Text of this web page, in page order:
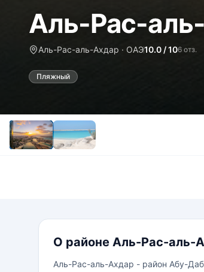
Аль-Рас-
Аль-Рас-аль-Ахдар · ОАЭ10.0 / 106 отз.
Пляжный
О районе Аль-Рас-аль-
Аль-Рас-аль-Ахдар - район Абу-